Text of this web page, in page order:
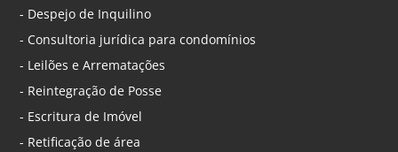
- Despejo de Inquilino
- Consultoria jurídica para condomínios
- Leilões e Arrematações
- Reintegração de Posse
- Escritura de Imóvel
- Retificação de área